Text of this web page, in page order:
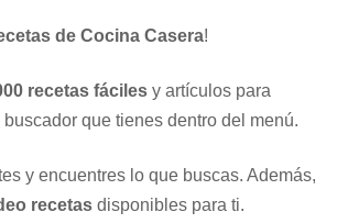
de Cocina Casera!
recetas fáciles y artículos para
que tienes dentro del menú.
y encuentres lo que buscas. Además,
recetas disponibles para ti.